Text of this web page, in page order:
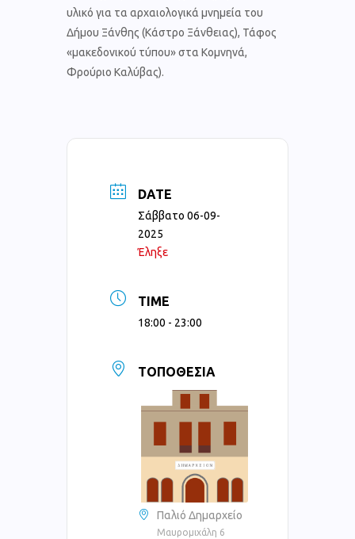
υλικό για τα αρχαιολογικά μνημεία του
Δήμου Ξάνθης (Κάστρο Ξάνθειας), Τάφος
«μακεδονικού τύπου» στα Κομνηνά,
Φρούριο Καλύβας).
DATE
Σάββατο 06-09-
2025
Έληξε
TIME
18:00 - 23:00
ΤΟΠΟΘΕΣΊΑ
Παλιό Δημαρχείο
Μαυρομιχάλη 6